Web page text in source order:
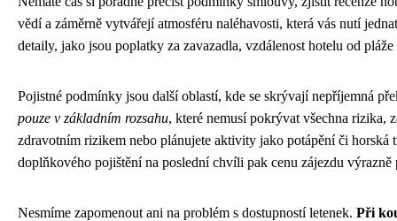
vědí a záměrně vytvářejí atmosféru naléhavosti, která vás nutí
detaily, jako jsou poplatky za zavazadla, vzdálenost hotelu od
Pojistné podmínky jsou další oblastí, kde se skrývají nepříjemná
pouze v základním rozsahu, které nemusí pokrývat všechna rizika,
zdravotním rizikem nebo plánujete aktivity jako potápění či
doplňkového pojištění na poslední chvíli pak cenu zájezdu
Nesmíme zapomenout ani na problém s dostupností letenek. Při